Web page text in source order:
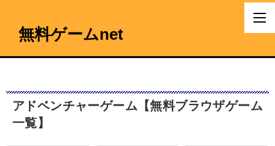
無料ゲームnet
アドベンチャーゲーム【無料ブラウザゲーム
一覧】